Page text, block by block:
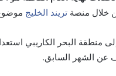
خلال منصة تريند الخليج
منطقة البحر الكاريبي
عن الشهر السابق.